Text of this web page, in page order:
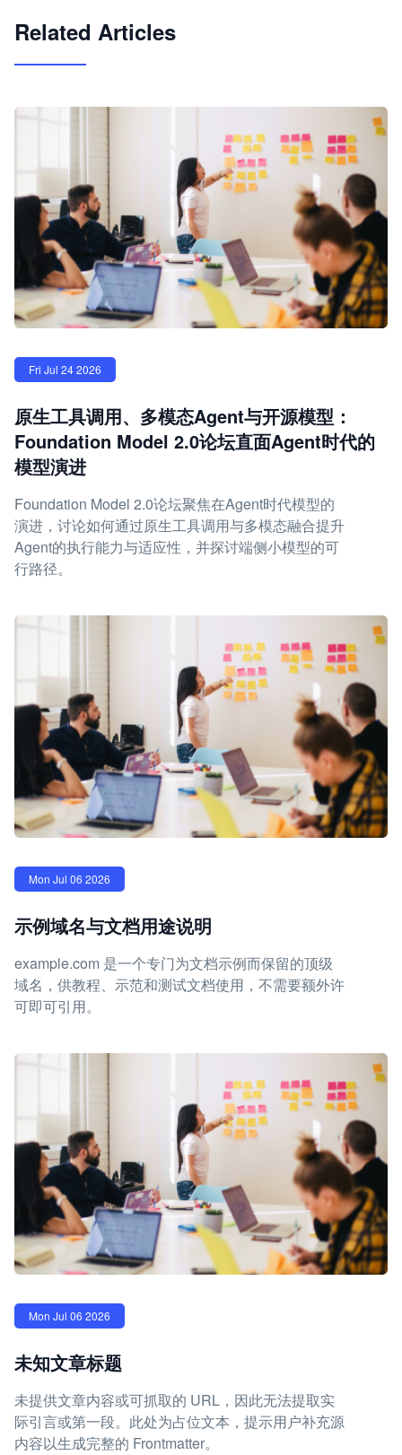
Related Articles
Fri Jul 24 2026
原生工具调用、多模态Agent与开源模型：
Foundation Model 2.0论坛直面Agent时代的
模型演进
Foundation Model 2.0论坛聚焦在Agent时代模型的
演进，讨论如何通过原生工具调用与多模态融合提升
Agent的执行能力与适应性，并探讨端侧小模型的可
行路径。
Mon Jul 06 2026
示例域名与文档用途说明
example.com 是一个专门为文档示例而保留的顶级
域名，供教程、示范和测试文档使用，不需要额外许
可即可引用。
Mon Jul 06 2026
未知文章标题
未提供文章内容或可抓取的 URL，因此无法提取实
际引言或第一段。此处为占位文本，提示用户补充源
内容以生成完整的 Frontmatter。